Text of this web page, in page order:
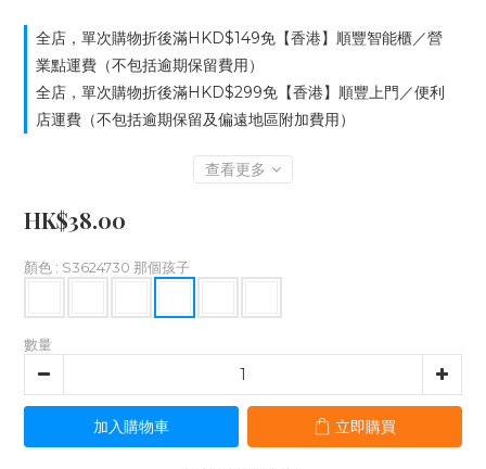
全店，單次購物折後滿HKD$149免【香港】順豐智能櫃／營
業點運費（不包括逾期保留費用）
全店，單次購物折後滿HKD$299免【香港】順豐上門／便利
店運費（不包括逾期保留及偏遠地區附加費用）
查看更多
HK$38.00
顏色 : S3624730 那個孩子
數量
加入購物車 立即購買